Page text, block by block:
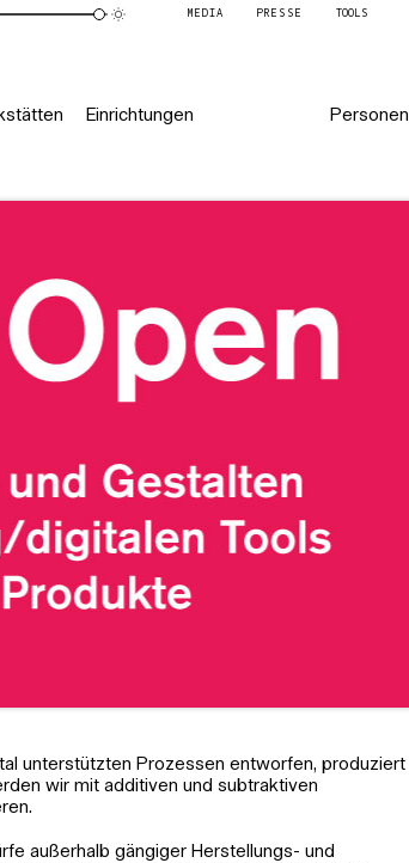
MEDIA PRESSE TOOLS
Einrichtungen Personen
unterstützten Prozessen entworfen, produziert
wir mit additiven und subtraktiven
außerhalb gängiger Herstellungs- und